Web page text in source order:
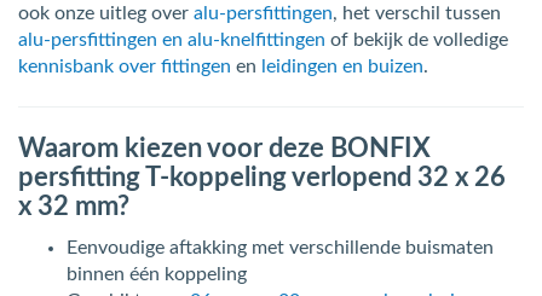
ook onze uitleg over alu-persfittingen, het verschil tussen
alu-persfittingen en alu-knelfittingen of bekijk de volledige
kennisbank over fittingen en leidingen en buizen.
Waarom kiezen voor deze BONFIX
persfitting T-koppeling verlopend 32 x 26
x 32 mm?
Eenvoudige aftakking met verschillende buismaten
binnen één koppeling